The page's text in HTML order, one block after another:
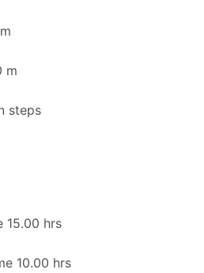
m
steps
15.00 hrs
10.00 hrs